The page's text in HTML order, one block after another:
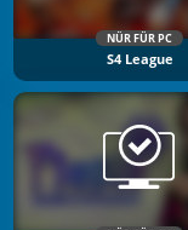
NÜR FÜR PC
S4 League